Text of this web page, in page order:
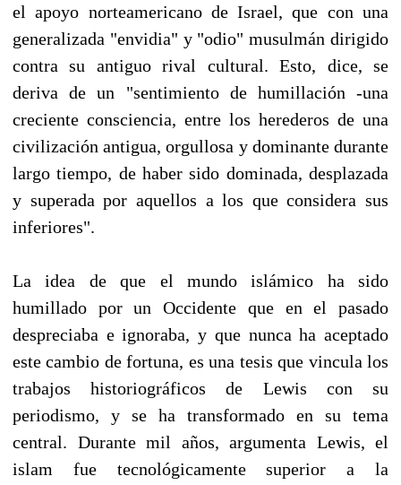
el apoyo norteamericano de Israel, que con una
generalizada "envidia" y "odio" musulmán dirigido
contra su antiguo rival cultural. Esto, dice, se
deriva de un "sentimiento de humillación -una
creciente consciencia, entre los herederos de una
civilización antigua, orgullosa y dominante durante
largo tiempo, de haber sido dominada, desplazada
y superada por aquellos a los que considera sus
inferiores".
La idea de que el mundo islámico ha sido
humillado por un Occidente que en el pasado
despreciaba e ignoraba, y que nunca ha aceptado
este cambio de fortuna, es una tesis que vincula los
trabajos historiográficos de Lewis con su
periodismo, y se ha transformado en su tema
central. Durante mil años, argumenta Lewis, el
islam fue tecnológicamente superior a la